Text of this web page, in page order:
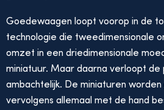
Goedewaagen loopt voorop in de
technologie die tweedimensionale
omzet in een driedimensionale
miniatuur. Maar daarna verloopt de
ambachtelijk. De miniaturen
vervolgens allemaal met de hand